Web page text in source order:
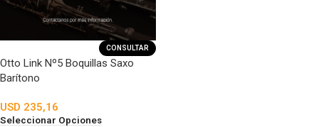
CONSULTAR
Otto Link Nº5 Boquillas Saxo
Barítono
USD 235,16
Seleccionar Opciones